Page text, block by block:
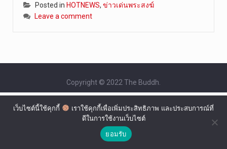
Posted in HOTNEWS, ข่าวเด่นพระสงฆ์
Leave a comment
Copyright © 2022 The Buddh.
เว็บไซต์นี้ใช้คุกกี้
เราใช้คุกกี้เพื่อเพิ่มประสิทธิภาพ และประสบการณ์ที่
ดีในการใช้งานเว็บไซต์
ยอมรับ